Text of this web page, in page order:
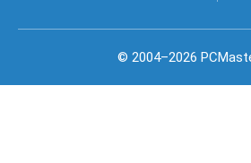
© 2004–2026